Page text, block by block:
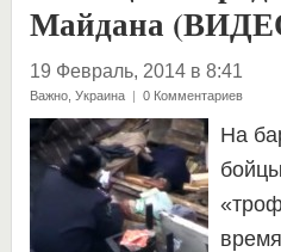
Майдана
19 Февраль, 2014 в 8:41
Важно, Украина | 0 Комментариев
На